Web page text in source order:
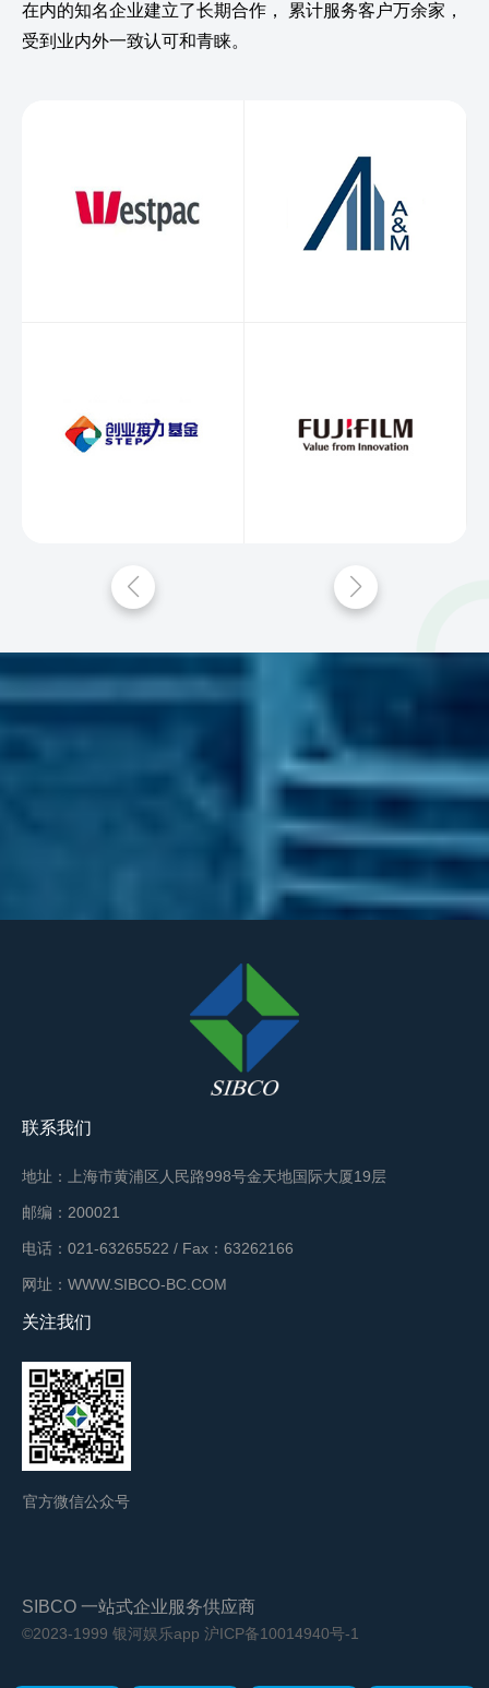
在内的知名企业建立了长期合作，
累计服务客户万余家，
受到业内外一致认可和青睐。
联系我们
地址：上海市黄浦区人民路998号金天地国际大厦19层
邮编：200021
电话：021-63265522 / Fax：63262166
网址：WWW.SIBCO-BC.COM
关注我们
官方微信公众号
SIBCO 一站式企业服务供应商
©2023-1999 银河娱乐app 沪ICP备10014940号-1